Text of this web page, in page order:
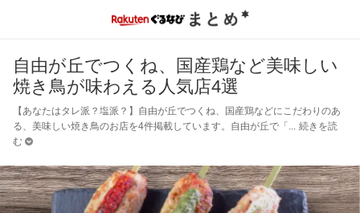
自由が丘でつくね、国産鶏など美味しい
焼き鳥が味わえる人気店4選
【あなたはタレ派？塩派？】自由が丘でつくね、国産鶏などにこだわりのあ
る、美味しい焼き鳥のお店を4件掲載しています。自由が丘で「
続きを読
む